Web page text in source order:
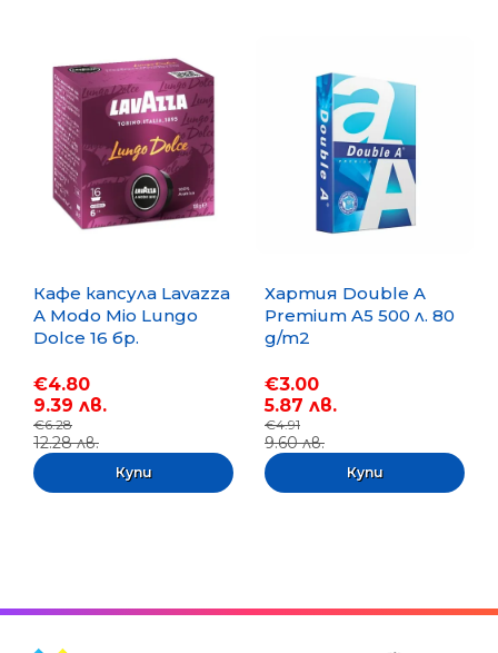
Кафе капсула Lavazza
A Modo Mio Lungo
Dolce 16 бр.
€4.80
9.39 лв.
€6.28
12.28 лв.
Хартия Double A
Premium A5 500 л. 80
g/m2
€3.00
5.87 лв.
€4.91
9.60 лв.